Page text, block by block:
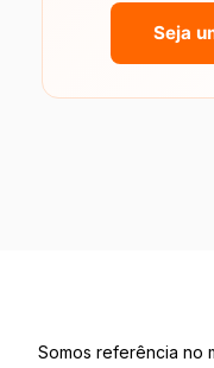
Seja
Somos referência no